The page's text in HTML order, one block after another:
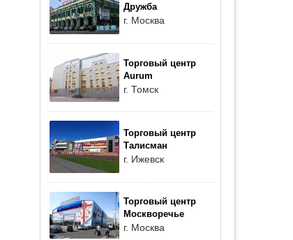
Дружба
г. Москва
Торговый центр
Aurum
г. Томск
Торговый центр
Талисман
г. Ижевск
Торговый центр
Москворечье
г. Москва